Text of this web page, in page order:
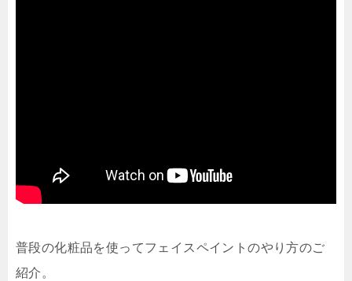
普段の化粧品を使ってフェイスペイントのやり方のご
紹介。